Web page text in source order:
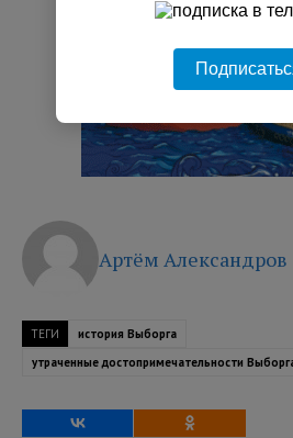
Артём Александров
ТЕГИ
история Выборга
утраченные достопримечательности